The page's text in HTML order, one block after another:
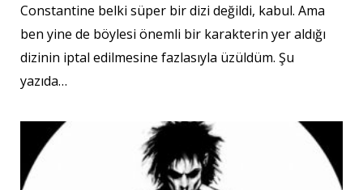
Constantine belki süper bir dizi değildi, kabul. Ama
ben yine de böylesi önemli bir karakterin yer aldığı
dizinin iptal edilmesine fazlasıyla üzüldüm. Şu
yazıda…